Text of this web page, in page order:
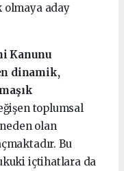
olmaya aday
Kanunu
dinamik,
toplumsal
olan
Bu
içtihatlara da